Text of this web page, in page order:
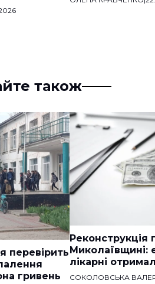
також
перевірить
гривень
Реконструкція
Миколаївщині:
лікарні
СОКОЛОВСЬКА